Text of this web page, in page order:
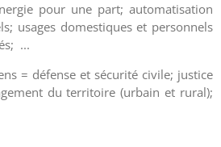
pour une part; automatisation
usages domestiques et personnels
...
= défense et sécurité civile; justice
du territoire (urbain et rural);